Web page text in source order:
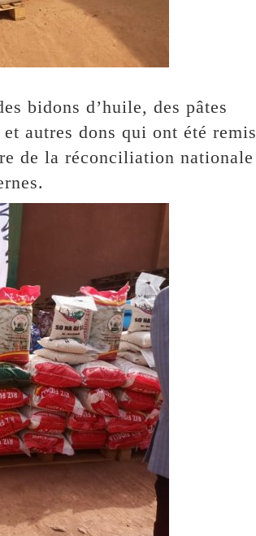
bidons d’huile, des pâtes
autres dons qui ont été remis
de la réconciliation nationale